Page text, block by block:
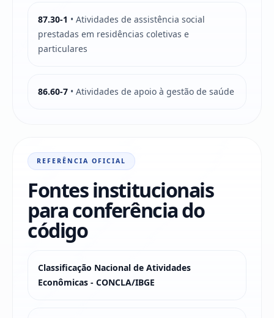
87.30-1 • Atividades de assistência social
prestadas em residências coletivas e
particulares
86.60-7 • Atividades de apoio à gestão de saúde
REFERÊNCIA OFICIAL
Fontes institucionais
para conferência do
código
Classificação Nacional de Atividades
Econômicas - CONCLA/IBGE